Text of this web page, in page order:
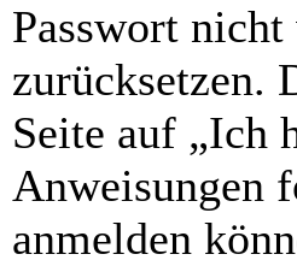
Passwort
zurücksetzen.
Seite auf „Ich
Anweisungen
anmelden